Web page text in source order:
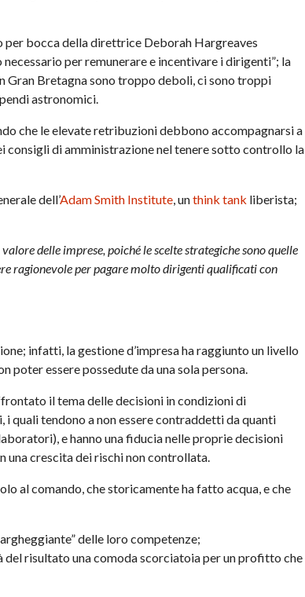
per bocca della direttrice Deborah Hargreaves
per remunerare e incentivare i dirigenti”; la
Gran Bretagna sono troppo deboli, ci sono troppi
astronomici.
che le elevate retribuzioni debbono accompagnarsi a
di amministrazione nel tenere sotto controllo la
dell’Adam Smith Institute, unthink tank liberista;
delle imprese, poiché le scelte strategiche sono quelle
ragionevole per pagare molto dirigenti qualificati con
infatti, la gestione d’impresa ha raggiunto un livello
essere possedute da una sola persona.
il tema delle decisioni in condizioni di
quali tendono a non essere contraddetti da quanti
e hanno una fiducia nelle proprie decisioni
una crescita dei rischi non controllata.
al comando, che storicamente ha fatto acqua, e che
delle loro competenze;
del risultato una comoda scorciatoia per un profitto che